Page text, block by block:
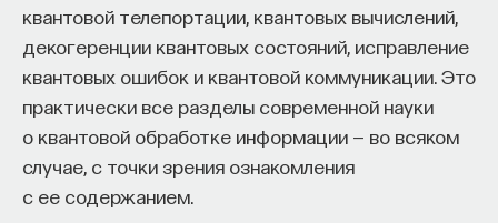
квантовой телепортации, квантовых вычислений,
декогеренции квантовых состояний, исправление
квантовых ошибок и квантовой коммуникации. Это
практически все разделы современной науки
о квантовой обработке информации — во всяком
случае, с точки зрения ознакомления
с ее содержанием.
на каждом наборе принимает значение либо 0,
либо 1. Поэтому функции на каждом наборе либо
совпадают, либо различаются, и получается 2n
наборов. Если на половине наборов значения
совпадают, а на половине различаются, значит,
расстояние до этой линейной функции
составляет 2(n–1).